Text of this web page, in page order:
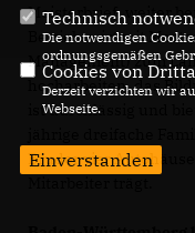
Meisterbrief, weiter
Betriebswirt mit
Management) zum
hocharbeiten, das
ist durchlässig und
Bruder vier
Technisch
Die notwendigen
ordnungsgemäßen
Cookies von
Derzeit verzichten wir
Webseite.
Einverstanden